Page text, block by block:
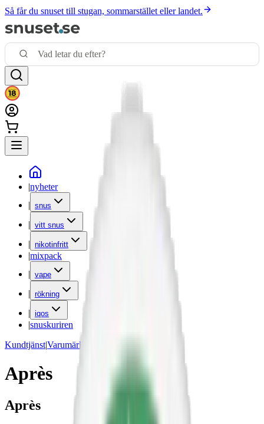
Så får du snuset till stugan, sommarstället eller landet.
|nyheter
| snus
| vitt snus
| nikotinfritt
|mixpack
| vape
| rökning
| iqos
|snuskuriren
Kundtjänst|Varumärken
Après
Après